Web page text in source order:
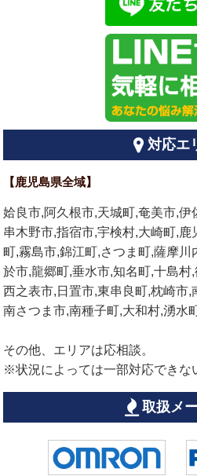
対応エ
【鹿児島県全域】
姶良市,阿久根市,天城町,奄美市,伊
串木野市,指宿市,宇検村,大崎町,
町,霧島市,錦江町,さつま町,薩摩川
於市,龍郷町,垂水市,知名町,十島村
西之表市,日置市,東串良町,枕崎市,
南さつま市,南種子町,大和村,湧水
その他、エリアは応相談。
※状況によっては一部対応できな
取扱メ